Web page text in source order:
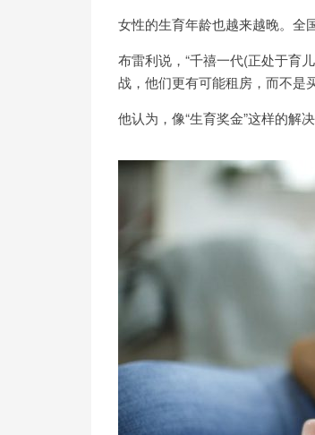
女性的生育年龄也越来越晚。全
布雷利说，“千禧一代(正处于育
战，他们更有可能租房，而不是
他认为，像“生育奖金”这样的解